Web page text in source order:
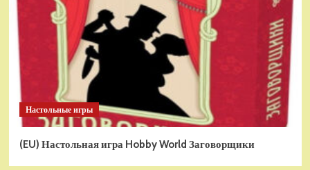
Настольные игры
(EU) Настольная игра Hobby World Заговорщики